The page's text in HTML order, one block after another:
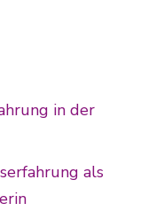
in der
als